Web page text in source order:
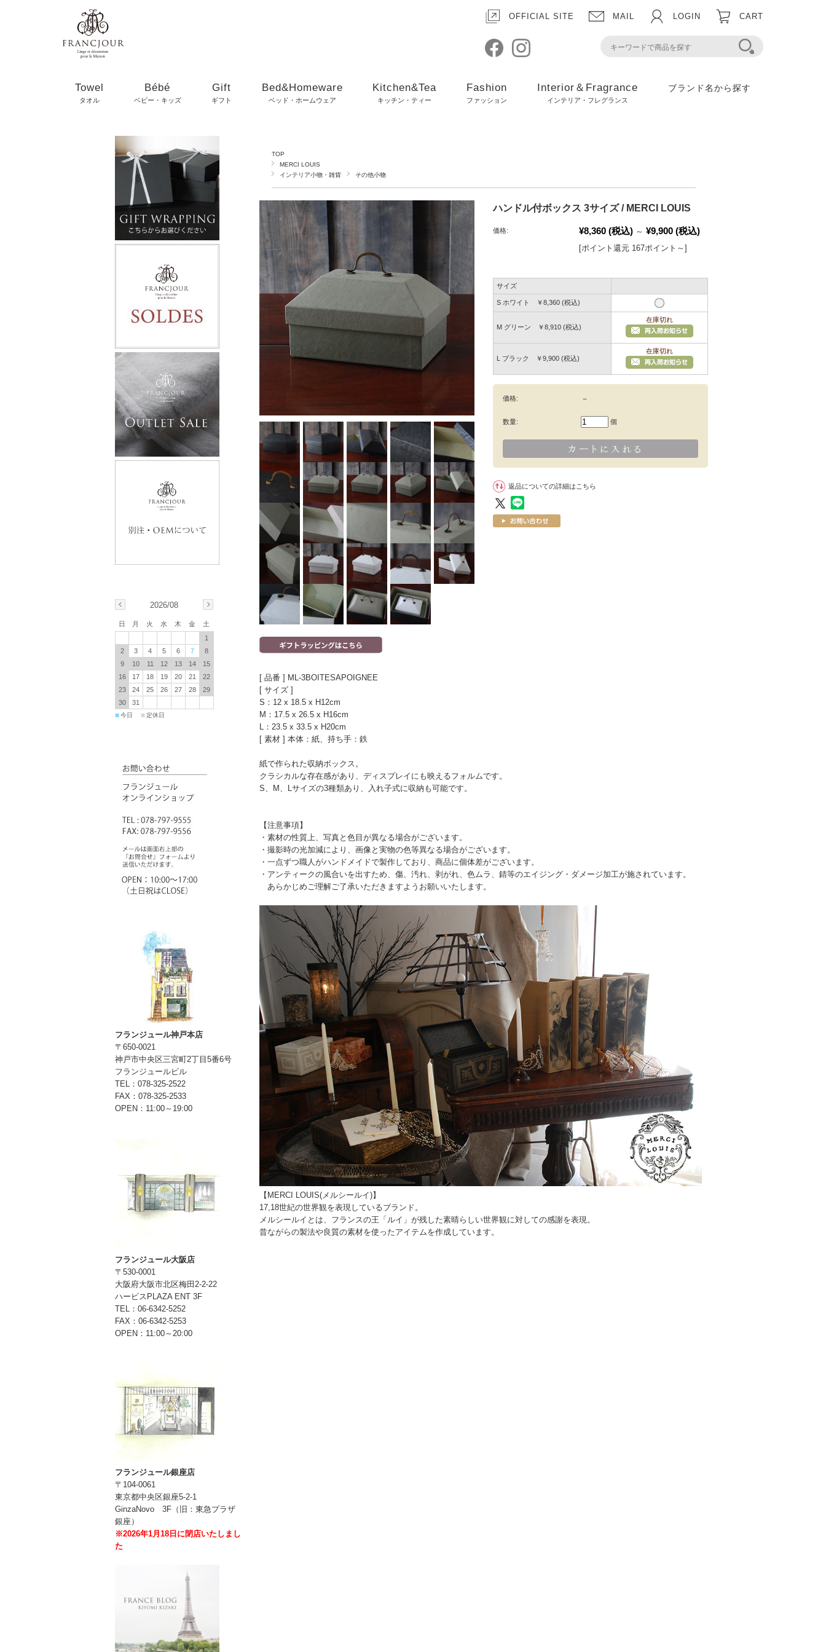
OFFICIAL SITE MAIL LOGIN CART
Towel
タオル
Bébé
ベビー・キッズ
Gift
ギフト
Bed&Homeware
ベッド・ホームウェア
Kitchen&Tea
キッチン・ティー
Fashion
ファッション
Interior＆Fragrance
インテリア・フレグランス
ブランド名から探す
TOP
MERCI LOUIS
インテリア小物・雑貨
その他小物
ハンドル付ボックス 3サイズ / MERCI LOUIS
価格: ¥8,360 (税込) ～ ¥9,900 (税込)
[ポイント還元 167ポイント～]
サイズ
S ホワイト ￥8,360 (税込)
M グリーン ￥8,910 (税込)
在庫切れ
L ブラック ￥9,900 (税込)
在庫切れ
価格: －
数量: 個
返品についての詳細はこちら
[ 品番 ] ML-3BOITESAPOIGNEE
[ サイズ ]
S：12 x 18.5 x H12cm
M：17.5 x 26.5 x H16cm
L：23.5 x 33.5 x H20cm
[ 素材 ] 本体：紙、持ち手：鉄
紙で作られた収納ボックス。
クラシカルな存在感があり、ディスプレイにも映えるフォルムです。
S、M、Lサイズの3種類あり、入れ子式に収納も可能です。
【注意事項】
・素材の性質上、写真と色目が異なる場合がございます。
・撮影時の光加減により、画像と実物の色等異なる場合がございます。
・一点ずつ職人がハンドメイドで製作しており、商品に個体差がございます。
・アンティークの風合いを出すため、傷、汚れ、剥がれ、色ムラ、錆等のエイジング・ダメージ加工が施されています。
あらかじめご理解ご了承いただきますようお願いいたします。
【MERCI LOUIS(メルシールイ)】
17,18世紀の世界観を表現しているブランド。
メルシールイとは、フランスの王「ルイ」が残した素晴らしい世界観に対しての感謝を表現。
昔ながらの製法や良質の素材を使ったアイテムを作成しています。
2026/08
日 月 火 水 木 金
土
1
2
3 4 5 6 7
8
9
10 11 12 13 14
15
16
17 18 19 20 21
22
23
24 25 26 27 28
29
30
31
■今日 ■ 定休日
フランジュール神戸本店
〒650-0021
神戸市中央区三宮町2丁目5番6号
フランジュールビル
TEL：078-325-2522
FAX：078-325-2533
OPEN：11:00～19:00
フランジュール大阪店
〒530-0001
大阪府大阪市北区梅田2-2-22
ハービスPLAZA ENT 3F
TEL：06-6342-5252
FAX：06-6342-5253
OPEN：11:00～20:00
フランジュール銀座店
〒104-0061
東京都中央区銀座5-2-1
GinzaNovo 3F（旧：東急プラザ
銀座）
※2026年1月18日に閉店いたしまし
た